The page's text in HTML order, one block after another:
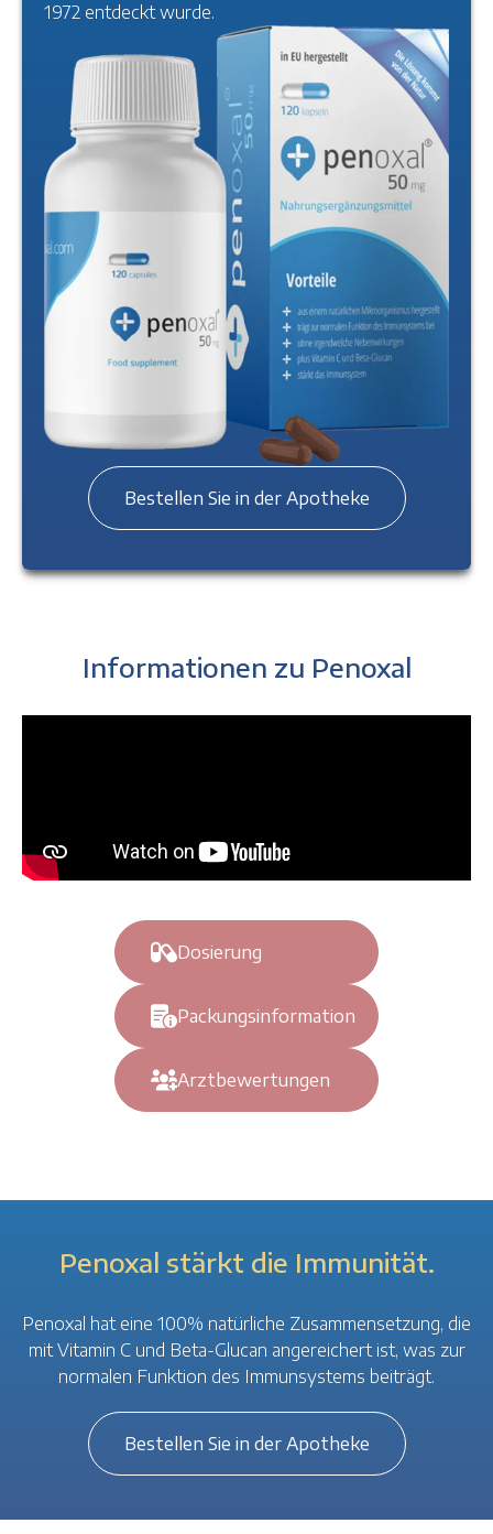
1972 entdeckt wurde.
Bestellen Sie in der Apotheke
Informationen zu Penoxal
Dosierung
Packungsinformation
Arztbewertungen
Penoxal stärkt die Immunität.
Penoxal hat eine 100% natürliche Zusammensetzung, die
mit Vitamin C und Beta-Glucan angereichert ist, was zur
normalen Funktion des Immunsystems beiträgt.
Bestellen Sie in der Apotheke